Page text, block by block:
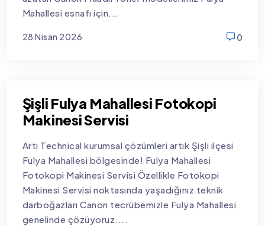
Mahallesi esnafı için...
28 Nisan 2026
0
Şişli Fulya Mahallesi Fotokopi
Makinesi Servisi
Artı Technical kurumsal çözümleri artık Şişli ilçesi
Fulya Mahallesi bölgesinde! Fulya Mahallesi
Fotokopi Makinesi Servisi Özellikle Fotokopi
Makinesi Servisi noktasında yaşadığınız teknik
darboğazları Canon tecrübemizle Fulya Mahallesi
genelinde çözüyoruz....